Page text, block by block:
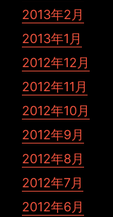
2013年2月
2013年1月
2012年12月
2012年11月
2012年10月
2012年9月
2012年8月
2012年7月
2012年6月